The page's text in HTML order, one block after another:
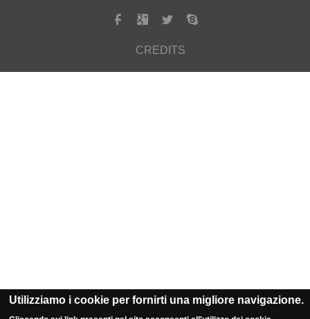
CREDITS
Utilizziamo i cookie per fornirti una migliore navigazione.